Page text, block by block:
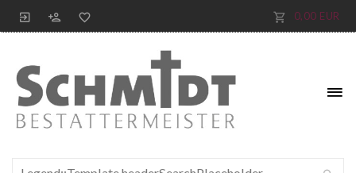
0,00 EUR